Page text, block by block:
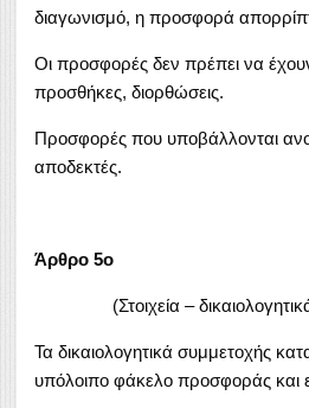
διαγωνισμό, η προσφορά
Οι προσφορές δεν πρέπει να
προσθήκες, διορθώσεις.
Προσφορές που υποβάλλονται
αποδεκτές.
Άρθρο 5ο
(Στοιχεία –
Τα δικαιολογητικά συμμετοχής
υπόλοιπο φάκελο προσφοράς και